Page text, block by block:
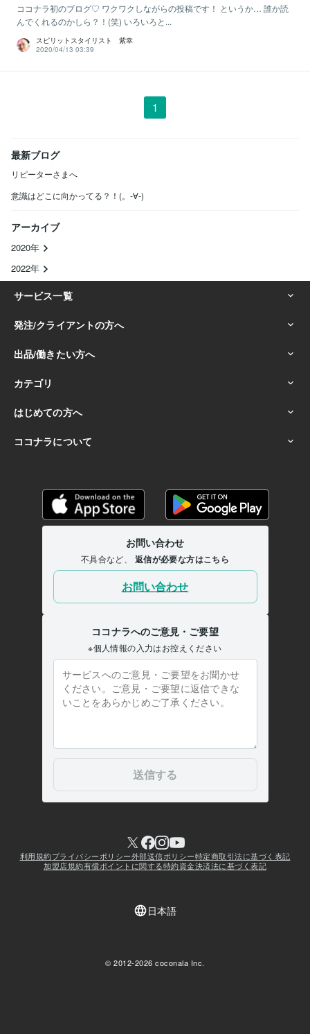
ココナラ初のブログ♡ ワクワクしながらの投稿です！ というか… 誰か読
んでくれるのかしら？！(笑) いろいろと...
スピリットスタイリスト 紫幸
2020/04/13 03:39
1
最新ブログ
リピーターさまへ
意識はどこに向かってる？！(。-∀-)
アーカイブ
2020年
2022年